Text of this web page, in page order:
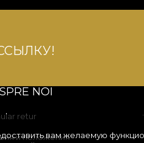
вам желаемую
NOI
retur
и положения